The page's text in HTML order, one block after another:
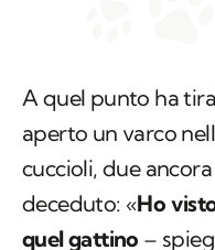
A quel punto ha
aperto un varco
cuccioli, due
deceduto: «Ho
quel gattino –